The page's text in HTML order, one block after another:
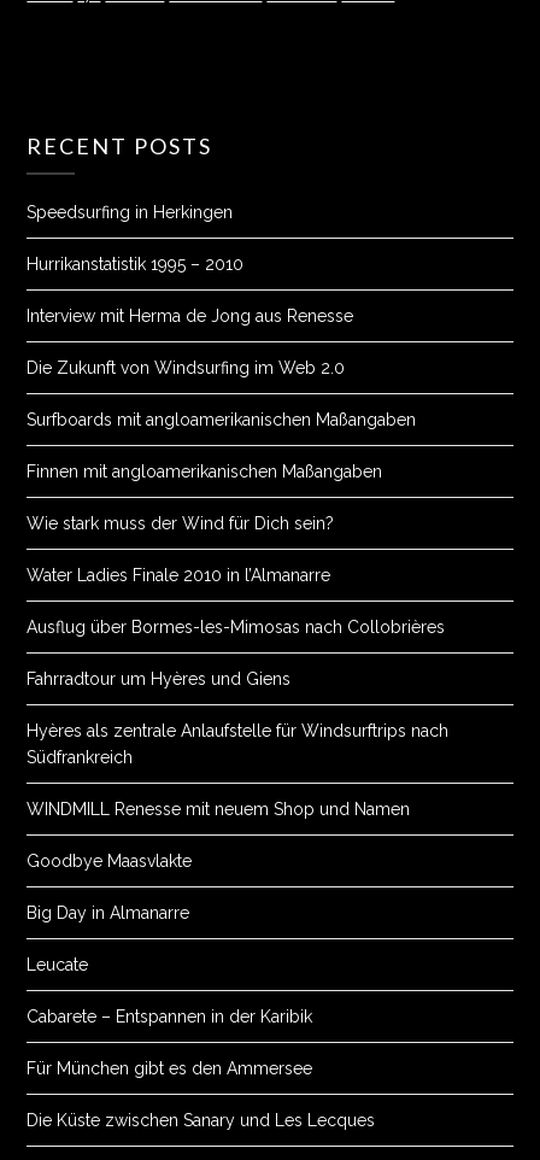
RECENT POSTS
Speedsurfing in Herkingen
Hurrikanstatistik 1995 – 2010
Interview mit Herma de Jong aus Renesse
Die Zukunft von Windsurfing im Web 2.0
Surfboards mit angloamerikanischen Maßangaben
Finnen mit angloamerikanischen Maßangaben
Wie stark muss der Wind für Dich sein?
Water Ladies Finale 2010 in l’Almanarre
Ausflug über Bormes-les-Mimosas nach Collobrières
Fahrradtour um Hyères und Giens
Hyères als zentrale Anlaufstelle für Windsurftrips nach
Südfrankreich
WINDMILL Renesse mit neuem Shop und Namen
Goodbye Maasvlakte
Big Day in Almanarre
Leucate
Cabarete – Entspannen in der Karibik
Für München gibt es den Ammersee
Die Küste zwischen Sanary und Les Lecques